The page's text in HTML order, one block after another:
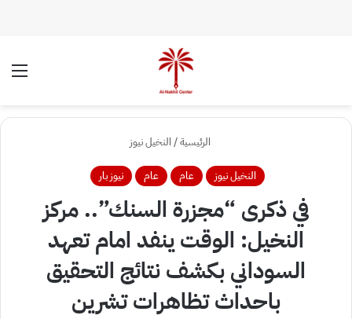
الرئيسية/ النخيل نيوز
النخيل نيوز عام عام نيوز بار
في ذكرى “مجزرة السنك”.. مركز
النخيل: الوقت ينفد امام تعهد
السوداني بكشف نتائج التحقيق
باحداث تظاهرات تشرين